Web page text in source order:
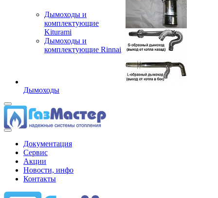
Дымоходы и
комплектующие
Kiturami
Дымоходы и
комплектующие Rinnai
Дымоходы
Документация
Сервис
Акции
Новости, инфо
Контакты